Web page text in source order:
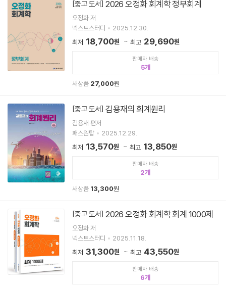
[중고 도서] 2026 오정화 회계학 정부회계
오정화 저
넥스트스터디
2025.12.30.
최저 18,700원 최고 29,690원
판매자 배송
5
새상품 27,000원
[중고 도서] 김용재의 회계원리
김용재 편저
패스원탑
2025.12.29.
최저 13,570원 최고 13,850원
판매자 배송
2
새상품 13,300원
[중고 도서] 2026 오정화 회계학 회계 1000제
오정화 저
넥스트스터디
2025.11.18.
최저 31,300원 최고 43,550원
판매자 배송
6